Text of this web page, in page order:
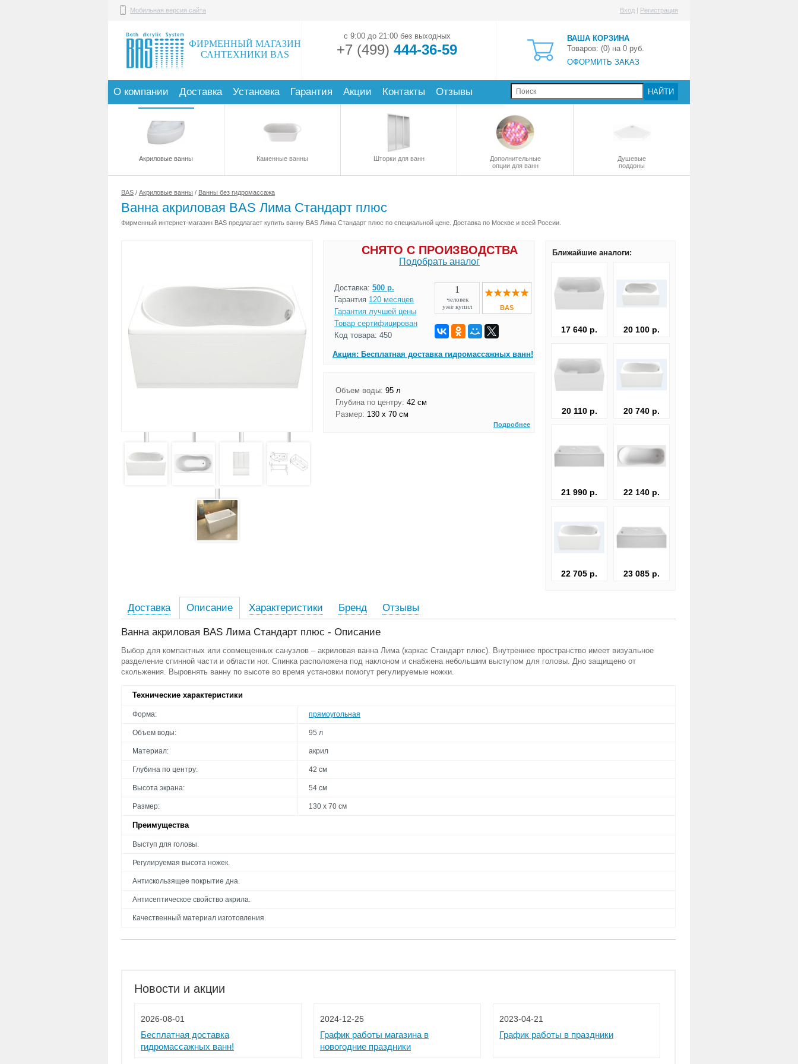
ФИРМЕННЫЙ МАГАЗИН
САНТЕХНИКИ BAS
Мобильная версия сайта
+7 (499) 444-36-59
с 9:00 до 21:00 без выходных
Вход | Регистрация
ВАША КОРЗИНА
Товаров: (0) на 0 руб.
ОФОРМИТЬ ЗАКАЗ
НАЙТИ
О компании Доставка Установка Гарантия Акции Контакты Отзывы
Акриловые ванны Каменные ванны Шторки для ванн
Дополнительные
опции для ванн
Душевые
поддоны
BAS / Акриловые ванны / Ванны без гидромассажа
Ванна акриловая BAS Лима Стандарт плюс
Фирменный интернет-магазин BAS предлагает купить ванну BAS Лима Стандарт плюс по специальной цене. Доставка по Москве и всей России.
СНЯТО С ПРОИЗВОДСТВА
Подобрать аналог
Доставка: 500 р.
Гарантия 120 месяцев
Гарантия лучшей цены
Товар сертифицирован
Код товара: 450
1
человек
уже купил
BAS
Акция: Бесплатная доставка гидромассажных ванн!
Подробнее
Объем воды: 95 л
Глубина по центру: 42 см
Размер: 130 х 70 см
Ближайшие аналоги:
17 640 р. 20 100 р.
20 110 р. 20 740 р.
21 990 р. 22 140 р.
22 705 р. 23 085 р.
Доставка Описание Характеристики Бренд Отзывы
Ванна акриловая BAS Лима Стандарт плюс - Описание
Выбор для компактных или совмещенных санузлов – акриловая ванна Лима (каркас Стандарт плюс). Внутреннее пространство имеет визуальное
разделение спинной части и области ног. Спинка расположена под наклоном и снабжена небольшим выступом для головы. Дно защищено от
скольжения. Выровнять ванну по высоте во время установки помогут регулируемые ножки.
Технические характеристики
Форма: прямоугольная
Объем воды: 95 л
Материал: акрил
Глубина по центру: 42 см
Высота экрана: 54 см
Размер: 130 х 70 см
Преимущества
Выступ для головы.
Регулируемая высота ножек.
Антискользящее покрытие дна.
Антисептическое свойство акрила.
Качественный материал изготовления.
Новости и акции
2026-08-01
Бесплатная доставка
гидромассажных ванн!
2024-12-25
График работы магазина в
новогодние праздники
2023-04-21
График работы в праздники